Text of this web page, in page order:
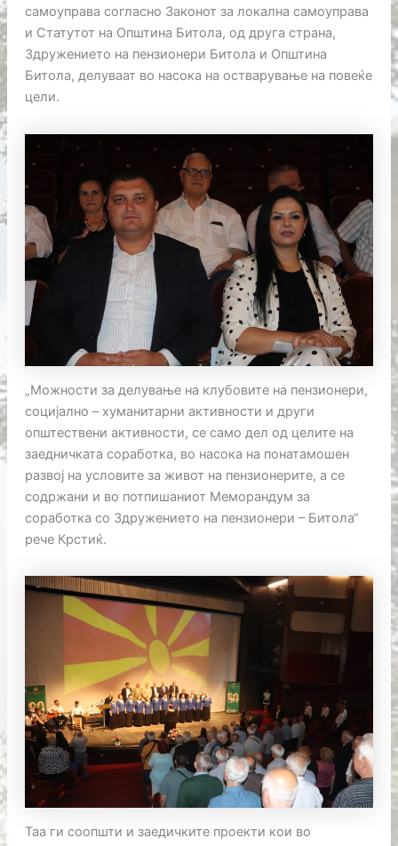
самоуправа согласно Законот за локална самоуправа
и Статутот на Општина Битола, од друга страна,
Здружението на пензионери Битола и Општина
Битола, делуваат во насока на остварување на повеќе
цели.
„Можности за делување на клубовите на пензионери,
социјално – хуманитарни активности и други
општествени активности, се само дел од целите на
заедничката соработка, во насока на понатамошен
развој на условите за живот на пензионерите, а се
содржани и во потпишаниот Меморандум за
соработка со Здружението на пензионери – Битола“
рече Крстиќ.
Таа ги соопшти и заедичките проекти кои во